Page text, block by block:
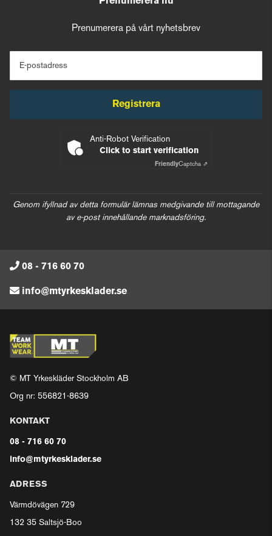
Prenumerera på vårt nyhetsbrev
E-postadress
Registrera
Anti-Robot Verification
Click to start verification
FriendlyCaptcha ⇗
Genom ifyllnad av detta formulär lämnas medgivande till mottagande
av e-post innehållande marknadsföring.
08 - 716 60 70
info@mtyrkesklader.se
© MT Yrkeskläder Stockholm AB
Org nr: 556821-8639
KONTAKT
08 - 716 60 70
info@mtyrkesklader.se
ADRESS
Värmdövägen 729
132 35 Saltsjö-Boo